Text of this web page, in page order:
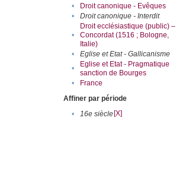
• Droit canonique - Evêques
•
Droit canonique - Interdit
•
Droit ecclésiastique (public) –
Concordat (1516 ; Bologne,
Italie)
• Eglise et Etat - Gallicanisme
•
Eglise et Etat - Pragmatique
sanction de Bourges
• France
Affiner par période
•
16e siècle[X]